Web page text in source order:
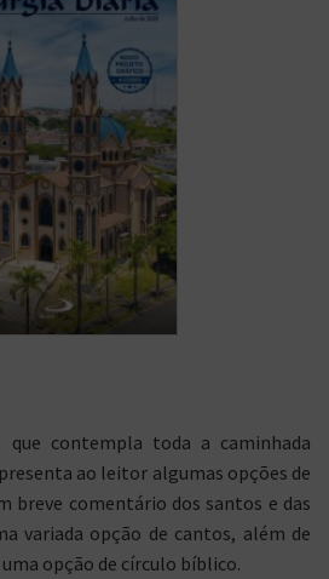
que contempla toda a caminhada
ao leitor algumas opções de
breve comentário dos santos e das
variada opção de cantos, além de
opção de círculo bíblico.